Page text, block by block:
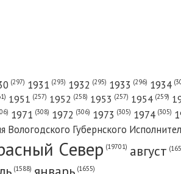
(297) 1931 (293) 1932 (295) 1933 (296) 1934
1951 (257) 1952 (258) 1953 (257) 1954 (259)
1971 (308) 1972 (306) 1973 (305) 1974 (305)
Вологодского Губернского
Cевер (19701) август
(1588) (1655)